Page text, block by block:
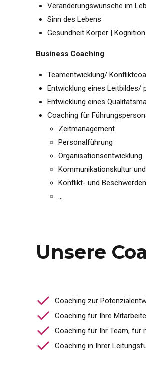
Veränderungswünsche im
Sinn des Lebens
Gesundheit Körper |
Business Coaching
Teamentwicklung/
Entwicklung eines Leitbildes/
Entwicklung eines
Coaching für
Zeitmanagement
Personalführung
Organisationsentwicklung
Kommunikationskultur
Konflikt- und
…
Unsere
Coaching zur
Coaching für Ihre
Coaching für Ihr Team, für
Coaching in Ihrer